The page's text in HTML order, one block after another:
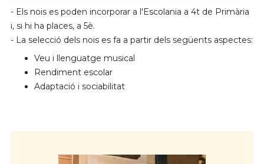
- Els nois es poden incorporar a l'Escolania a 4t de Primària
i, si hi ha places, a 5è.
- La selecció dels nois es fa a partir dels següents aspectes:
Veu i llenguatge musical
Rendiment escolar
Adaptació i sociabilitat